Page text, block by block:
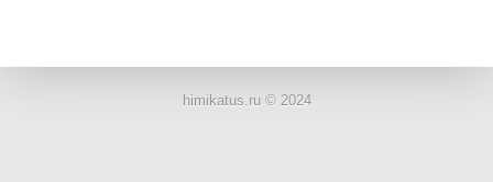
himikatus.ru © 2024